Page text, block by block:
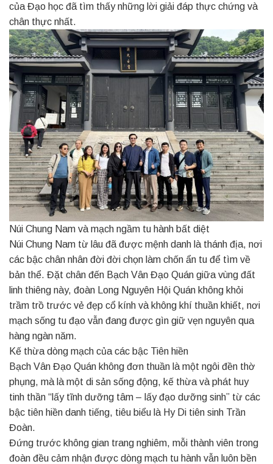
của Đạo học đã tìm thấy những lời giải đáp thực chứng và
chân thực nhất.
Núi Chung Nam và mạch ngầm tu hành bất diệt
Núi Chung Nam từ lâu đã được mệnh danh là thánh địa, nơi
các bậc chân nhân đời đời chọn làm chốn ẩn tu để tìm về
bản thể. Đặt chân đến Bạch Vân Đạo Quán giữa vùng đất
linh thiêng này, đoàn Long Nguyên Hội Quán không khỏi
trầm trồ trước vẻ đẹp cổ kính và không khí thuần khiết, nơi
mạch sống tu đạo vẫn đang được gìn giữ vẹn nguyên qua
hàng ngàn năm.
Kế thừa dòng mạch của các bậc Tiên hiền
Bạch Vân Đạo Quán không đơn thuần là một ngôi đền thờ
phụng, mà là một di sản sống động, kế thừa và phát huy
tinh thần “lấy tĩnh dưỡng tâm – lấy đạo dưỡng sinh” từ các
bậc tiên hiền danh tiếng, tiêu biểu là Hy Di tiên sinh Trần
Đoàn.
Đứng trước không gian trang nghiêm, mỗi thành viên trong
đoàn đều cảm nhận được dòng mạch tu hành vẫn luôn bền